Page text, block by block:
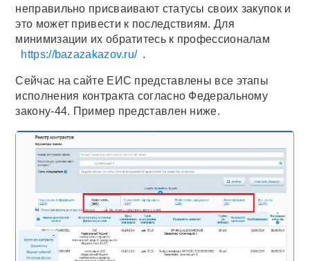
неправильно присваивают статусы своих закупок и
это может привести к последствиям. Для
минимизации их обратитесь к профессионалам
https://bazazakazov.ru/ .
Сейчас на сайте ЕИС представлены все этапы
исполнения контракта согласно Федеральному
закону-44. Пример представлен ниже.